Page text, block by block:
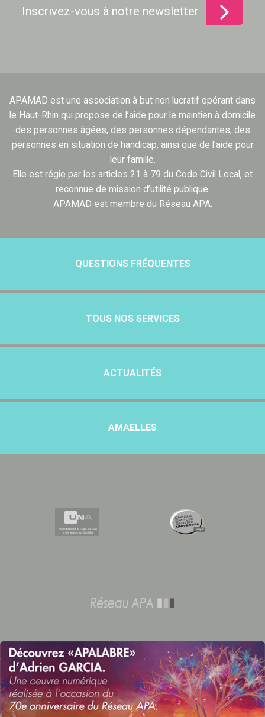
Inscrivez-vous à notre newsletter
APAMAD est une association à but non lucratif opérant dans
le Haut-Rhin qui propose de l’aide pour le maintien à domicile
des personnes âgées, des personnes dépendantes, des
personnes en situation de handicap, ainsi que de l’aide pour
leur famille.
Elle est régie par les articles 21 à 79 du Code Civil Local, et
reconnue de mission d’utilité publique.
APAMAD est membre du Réseau APA.
QUESTIONS FRÉQUENTES
TOUS NOS SERVICES
ACTUALITÉS
AMAELLES